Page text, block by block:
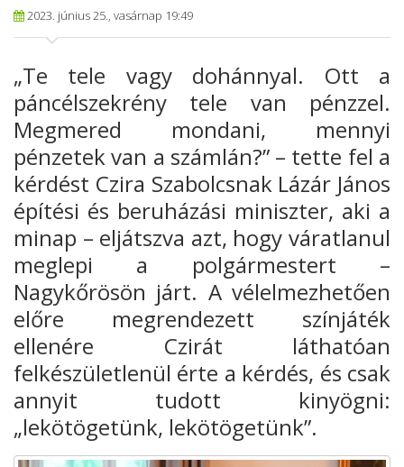
2023. június 25., vasárnap 19:49
„Te tele vagy dohánnyal. Ott a
páncélszekrény tele van pénzzel.
Megmered mondani, mennyi
pénzetek van a számlán?” – tette fel a
kérdést Czira Szabolcsnak Lázár János
építési és beruházási miniszter, aki a
minap – eljátszva azt, hogy váratlanul
meglepi a polgármestert –
Nagykőrösön járt. A vélelmezhetően
előre megrendezett színjáték
ellenére Czirát láthatóan
felkészületlenül érte a kérdés, és csak
annyit tudott kinyögni:
„lekötögetünk, lekötögetünk”.